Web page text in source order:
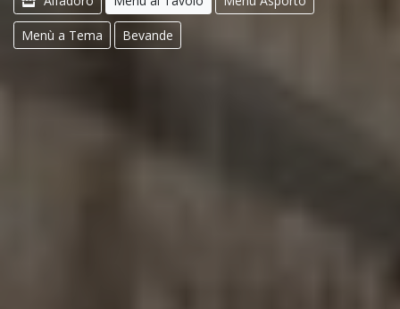
Menù a Tema Bevande